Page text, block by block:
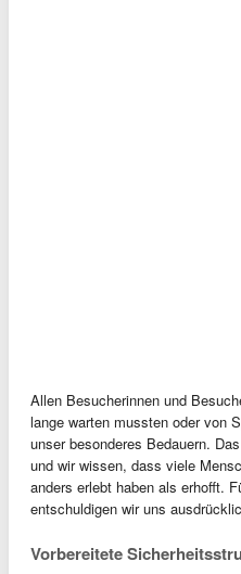
Allen Besucherinnen und
lange warten mussten oder von
unser besonderes Bedauern.
und wir wissen, dass viele
anders erlebt haben als erhofft.
entschuldigen wir uns
Vorbereitete